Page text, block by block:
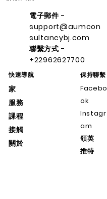
電子郵件 -
support@aumcon
sultancybj.com
聯繫方式 -
+22962627700
快速導航
家
服務
課程
接觸
關於
保持聯繫
Facebo
ok
Instagr
am
領英
推特